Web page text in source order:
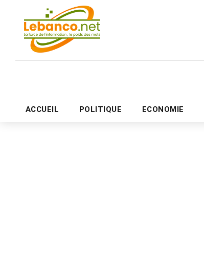
ACCUEIL POLITIQUE ECONOMIE